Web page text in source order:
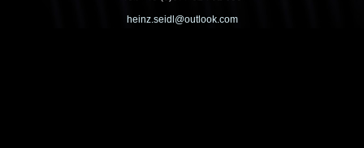
heinz.seidl@outlook.com